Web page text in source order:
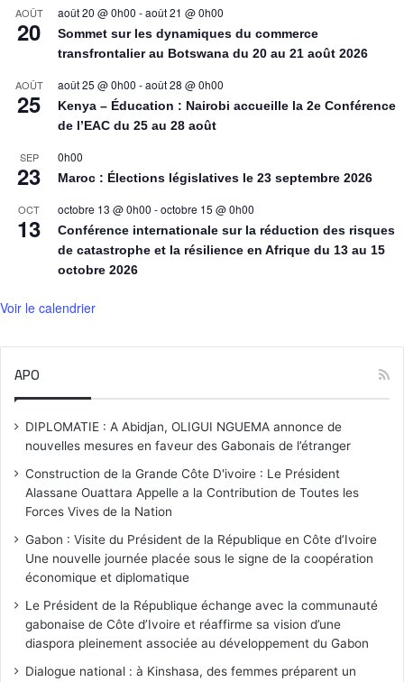
AOÛT
20
août 20 @ 0h00 -août 21 @ 0h00
Sommet sur les dynamiques du commerce
transfrontalier au Botswana du 20 au 21 août 2026
AOÛT
25
août 25 @ 0h00 -août 28 @ 0h00
Kenya – Éducation : Nairobi accueille la 2e Conférence
de l’EAC du 25 au 28 août
SEP
23
0h00
Maroc : Élections législatives le 23 septembre 2026
OCT
13
octobre 13 @ 0h00 -octobre 15 @ 0h00
Conférence internationale sur la réduction des risques
de catastrophe et la résilience en Afrique du 13 au 15
octobre 2026
Voir le calendrier
APO
DIPLOMATIE : A Abidjan, OLIGUI NGUEMA annonce de
nouvelles mesures en faveur des Gabonais de l’étranger
Construction de la Grande Côte D'ivoire : Le Président
Alassane Ouattara Appelle a la Contribution de Toutes les
Forces Vives de la Nation
Gabon : Visite du Président de la République en Côte d’Ivoire
Une nouvelle journée placée sous le signe de la coopération
économique et diplomatique
Le Président de la République échange avec la communauté
gabonaise de Côte d’Ivoire et réaffirme sa vision d’une
diaspora pleinement associée au développement du Gabon
Dialogue national : à Kinshasa, des femmes préparent un